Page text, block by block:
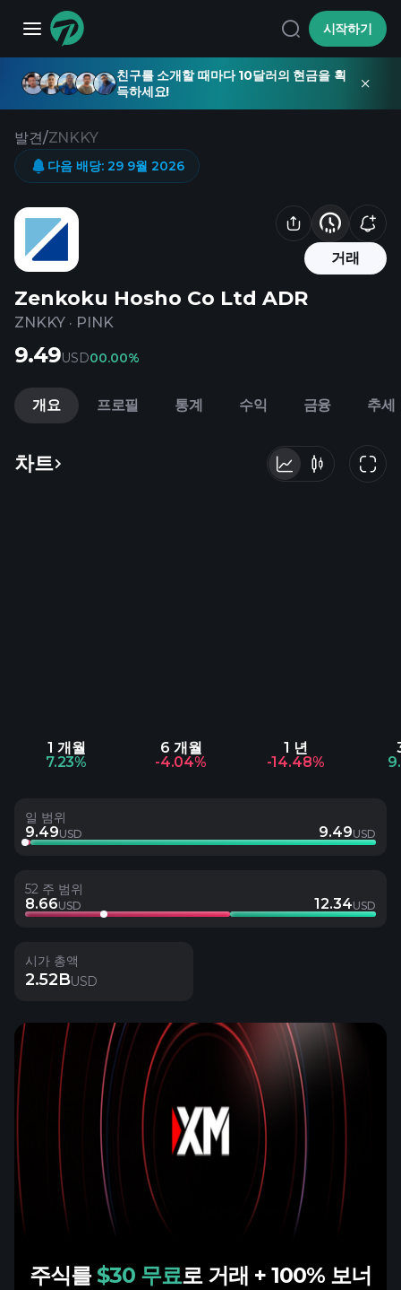
시작하기
친구를 소개할 때마다 10달러의 현금을 획
득하세요!
발견/ZNKKY
거래
Zenkoku Hosho Co Ltd ADR
ZNKKY · PINK
다음 배당: 29 9월 2026
9.49USD00.00%
개요 프로필 통계 수익 금융 추세
차트
1 개월
7.23%
6 개월
-4.04%
1 년
-14.48%
일 범위
9.49USD 9.49USD
52 주 범위
8.66USD 12.34USD
시가 총액
2.52BUSD
주식를 $30 무료로 거래 + 100% 보너